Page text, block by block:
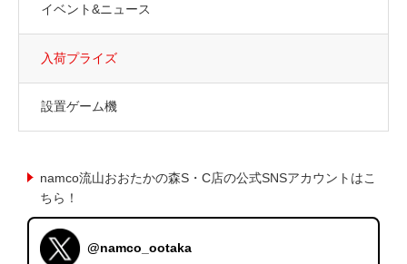
イベント&ニュース
入荷プライズ
設置ゲーム機
namco流山おおたかの森S・C店の公式SNSアカウントはこ
ちら！
@namco_ootaka